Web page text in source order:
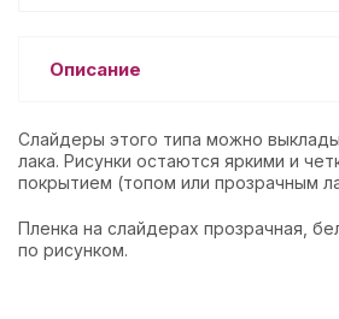
Описание
Слайдеры этого типа можно
лака. Рисунки остаются яркими и
покрытием (топом или прозрачным
Пленка на слайдерах прозрачная,
по рисунком.